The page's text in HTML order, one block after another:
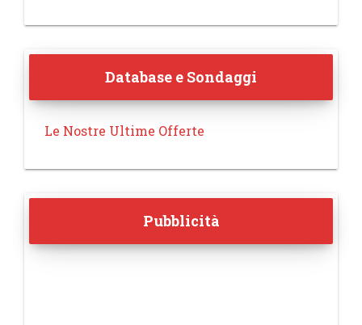
Database e Sondaggi
Le Nostre Ultime Offerte
Pubblicità